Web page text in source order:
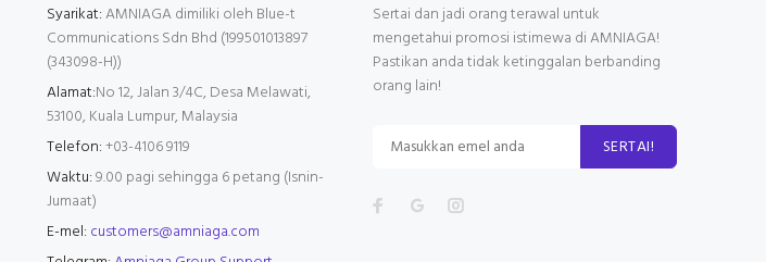
Syarikat:AMNIAGA dimiliki oleh Blue-t
Communications Sdn Bhd (199501013897
(343098-H))
Alamat:No 12, Jalan 3/4C, Desa Melawati,
53100, Kuala Lumpur, Malaysia
Telefon:+03-4106 9119
Waktu:9.00 pagi sehingga 6 petang (Isnin-
Jumaat)
E-mel: customers@amniaga.com
Sertai dan jadi orang terawal untuk
mengetahui promosi istimewa di AMNIAGA!
Pastikan anda tidak ketinggalan berbanding
orang lain!
SERTAI!